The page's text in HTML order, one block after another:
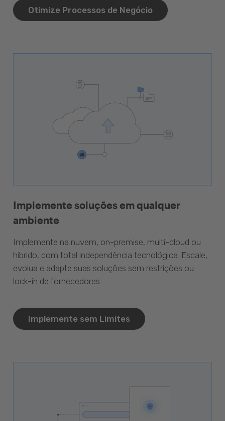
Otimize Processos de Negócio
Implemente soluções em qualquer
ambiente
Implemente na nuvem, on-premise, multi-cloud ou
híbrido, com total independência tecnológica. Escale,
evolua e adapte suas soluções sem restrições ou
lock-in de fornecedores.
Implemente sem Limites